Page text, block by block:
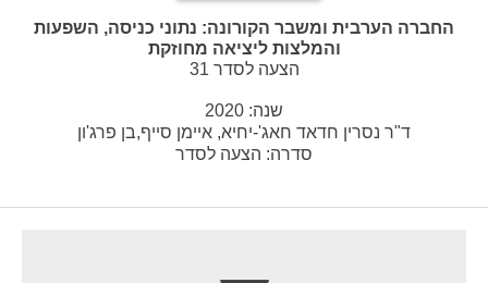
החברה הערבית ומשבר הקורונה: נתוני כניסה, השפעות
והמלצות ליציאה מחוזקת
הצעה לסדר 31
שנה: 2020
ד"ר נסרין חדאד חאג'-יחיא, איימן סייף,בן פרג'ון
סדרה: הצעה לסדר